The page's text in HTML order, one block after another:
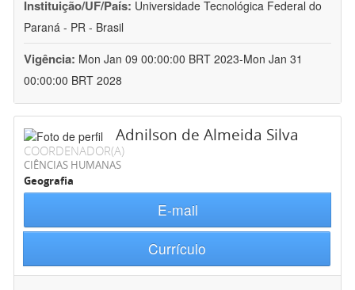
Instituição/UF/País: Universidade Tecnológica Federal do
Paraná - PR - Brasil
Vigência: Mon Jan 09 00:00:00 BRT 2023-Mon Jan 31
00:00:00 BRT 2028
Adnilson de Almeida Silva
COORDENADOR(A)
CIÊNCIAS HUMANAS
Geografia
E-mail
Currículo